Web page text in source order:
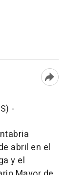
-
abril en el
y el